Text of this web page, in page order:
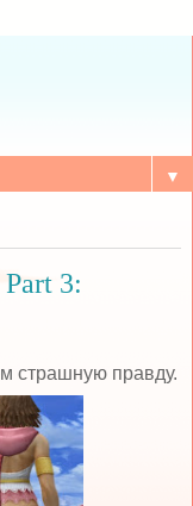
▼
3:
страшную правду.